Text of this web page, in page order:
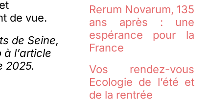
de vue.
de Seine,
l’article
2025.
Rerum Novarum, 135
ans après : une
espérance pour la
France
Vos rendez-vous
Ecologie de l’été et
de la rentrée